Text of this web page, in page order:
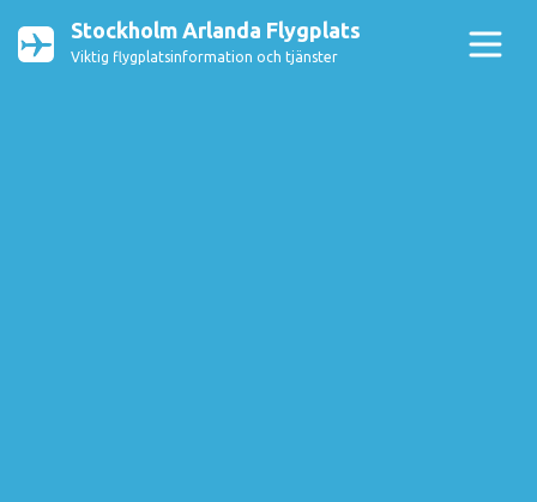
Stockholm Arlanda Flygplats
Viktig flygplatsinformation och tjänster